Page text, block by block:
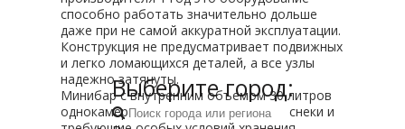
способно работать значительно дольше
даже при не самой аккуратной эксплуатации.
Конструкция не предусматривает подвижных
и легко ломающихся деталей, а все узлы
надежно затянуты.
Минибар с внутренним объемом 30 литров
однокамерный. Размещать напитки, снеки и
Выберите город: